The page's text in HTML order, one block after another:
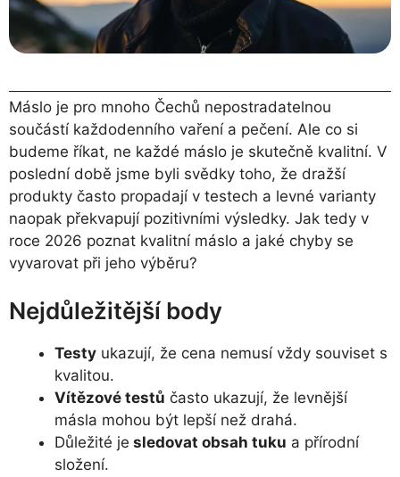
Máslo je pro mnoho Čechů nepostradatelnou
součástí každodenního vaření a pečení. Ale co si
budeme říkat, ne každé máslo je skutečně kvalitní. V
poslední době jsme byli svědky toho, že dražší
produkty často propadají v testech a levné varianty
naopak překvapují pozitivními výsledky. Jak tedy v
roce 2026 poznat kvalitní máslo a jaké chyby se
vyvarovat při jeho výběru?
Nejdůležitější body
Testy ukazují, že cena nemusí vždy souviset s
kvalitou.
Vítězové testů často ukazují, že levnější
másla mohou být lepší než drahá.
Důležité je sledovat obsah tuku a přírodní
složení.